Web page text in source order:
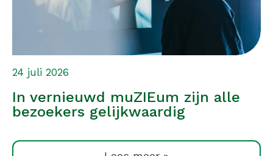
In vernieuwd muZIEum zijn alle
bezoekers gelijkwaardig
24 juli 2026